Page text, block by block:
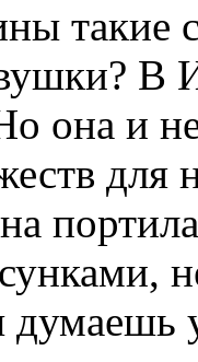
такие
В
она и
для